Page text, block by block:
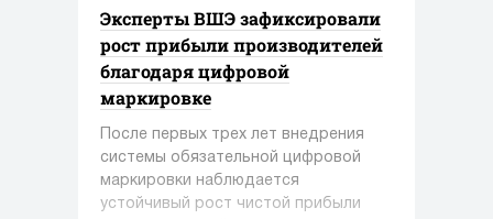
Эксперты ВШЭ зафиксировали
рост прибыли производителей
благодаря цифровой
маркировке
После первых трех лет внедрения
системы обязательной цифровой
маркировки наблюдается
устойчивый рост чистой прибыли